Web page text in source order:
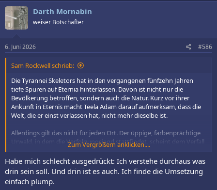
Darth Mornabin
weiser Botschafter
6. Juni 2026 #586
Sam Rockwell schrieb:
Die Tyrannei Skeletors hat in den vergangenen fünfzehn Jahren
tiefe Spuren auf Eternia hinterlassen. Davon ist nicht nur die
Bevölkerung betroffen, sondern auch die Natur. Kurz vor ihrer
Ankunft in Eternis macht Teela Adam darauf aufmerksam, dass die
Welt, die er einst verlassen hat, nicht mehr dieselbe ist.
Allerdings gilt das nicht für jeden Ort. Der üppige, farbenprächtige
Urwald, in dem die Verfolgungsjagd stattfindet, scheint dem Verfall
bislang entgangen zu sein. Seine dichte Vegetation und die
lebendigen Farben erinnern noch an das Eternia vergangener Tage.
Doch letztlich spielt es keine große Rolle, wie stark sich der Planet
verändert hat. Adam ist auf Eternia geboren und aufgewachsen. Es
Zum Vergrößern anklicken....
Habe mich schlecht ausgedrückt: Ich verstehe durchaus was
drin sein soll. Und drin ist es auch. Ich finde die Umsetzung
einfach plump.